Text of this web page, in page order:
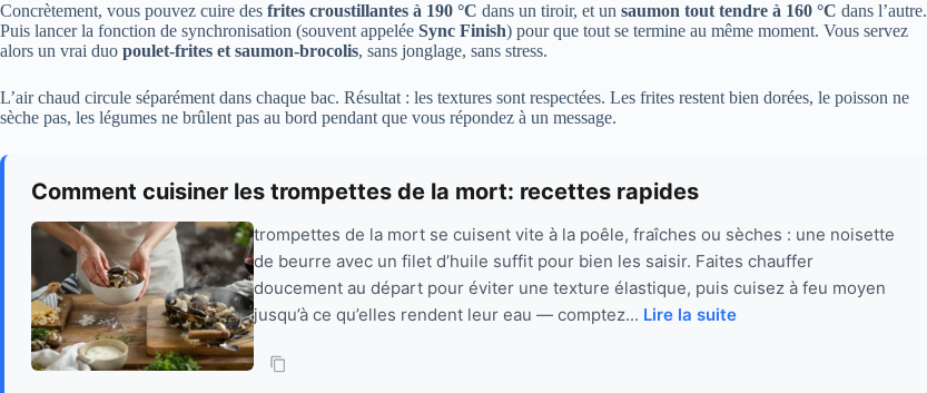
Concrètement, vous pouvez cuire des frites croustillantes à 190 °C dans un tiroir, et un saumon tout tendre à 160 °C dans l’autre.
Puis lancer la fonction de synchronisation (souvent appelée Sync Finish) pour que tout se termine au même moment. Vous servez
alors un vrai duo poulet-frites et saumon-brocolis, sans jonglage, sans stress.
L’air chaud circule séparément dans chaque bac. Résultat : les textures sont respectées. Les frites restent bien dorées, le poisson ne
sèche pas, les légumes ne brûlent pas au bord pendant que vous répondez à un message.
Comment cuisiner les trompettes de la mort: recettes rapides
trompettes de la mort se cuisent vite à la poêle, fraîches ou sèches : une noisette
de beurre avec un filet d’huile suffit pour bien les saisir. Faites chauffer
doucement au départ pour éviter une texture élastique, puis cuisez à feu moyen
jusqu’à ce qu’elles rendent leur eau — comptez... Lire la suite